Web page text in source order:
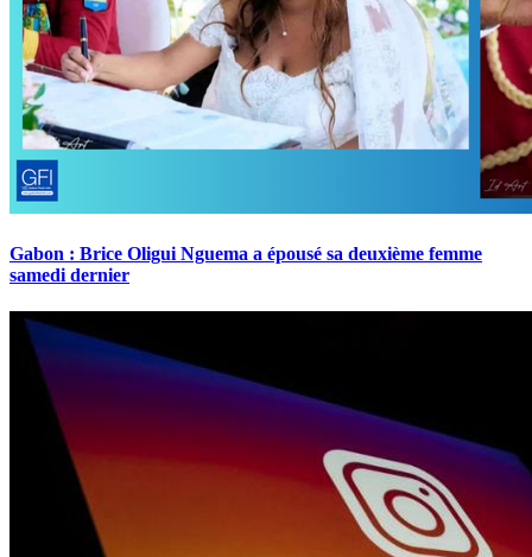
Gabon : Brice Oligui Nguema a épousé sa deuxième femme
samedi dernier